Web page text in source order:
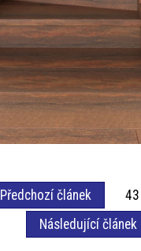
Předchozí článek
43
Následující článek